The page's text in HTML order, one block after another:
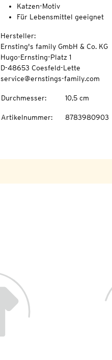
Katzen-Motiv
Für Lebensmittel geeignet
Hersteller:
Ernsting's family GmbH & Co. KG
Hugo-Ernsting-Platz 1
D-48653 Coesfeld-Lette
service@ernstings-family.com
Durchmesser: 10,5 cm
Artikelnummer: 8783980903